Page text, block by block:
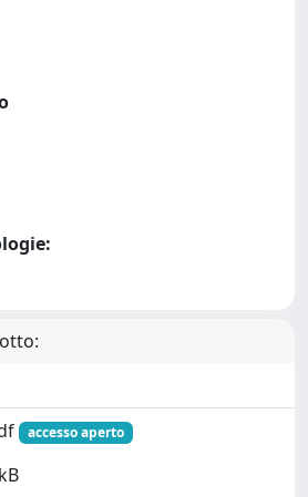
accesso aperto